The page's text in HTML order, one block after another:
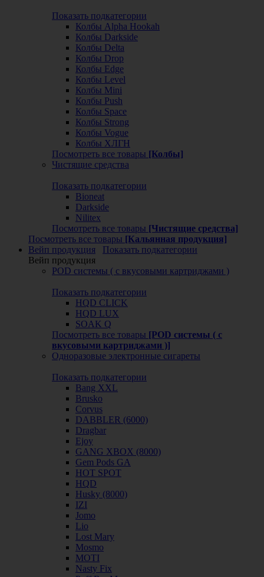
Показать подкатегории
Колбы Alpha Hookah
Колбы Darkside
Колбы Delta
Колбы Drop
Колбы Edge
Колбы Level
Колбы Mini
Колбы Push
Колбы Space
Колбы Strong
Колбы Vogue
Колбы ХЛГН
Посмотреть все товары [Колбы]
Чистящие средства
Показать подкатегории
Bioneat
Darkside
Nilitex
Посмотреть все товары [Чистящие средства]
Посмотреть все товары [Кальянная продукция]
Вейп продукция
Показать подкатегории
Вейп продукция
POD системы ( с вкусовыми картриджами )
Показать подкатегории
HQD CLICK
HQD LUX
SOAK Q
Посмотреть все товары [POD системы ( с
вкусовыми картриджами )]
Одноразовые электронные сигареты
Показать подкатегории
Bang XXL
Brusko
Corvus
DABBLER (6000)
Dragbar
Ejoy
GANG XBOX (8000)
Gem Pods GA
HOT SPOT
HQD
Husky (8000)
IZI
Jomo
Lio
Lost Mary
Mosmo
MOTI
Nasty Fix